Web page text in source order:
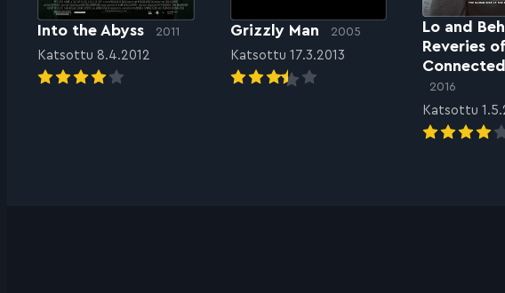
Into the Abyss 2011
Katsottu 8.4.2012
Grizzly Man 2005
Katsottu 17.3.2013
Lo and
Reveries
2016
Katsottu